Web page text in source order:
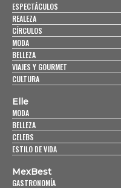
ESPECTÁCULOS
REALEZA
CÍRCULOS
MODA
BELLEZA
VIAJES Y GOURMET
CULTURA
Elle
MODA
BELLEZA
CELEBS
ESTILO DE VIDA
MexBest
GASTRONOMÍA